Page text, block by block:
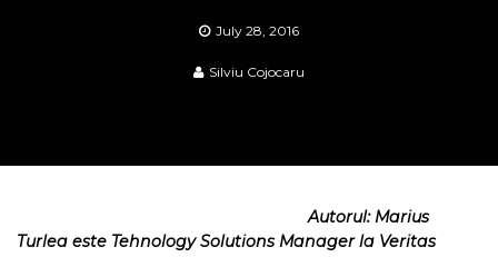
July 28, 2016
Silviu Cojocaru
Autorul: Marius
Turlea este Tehnology Solutions Manager la Veritas